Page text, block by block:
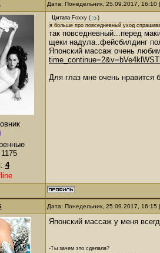
Дата: Понедельник, 25.09.2017,
1175
4
Цитата Foxxy (
)
я больше про повседневный уход
так повседневный...перед
щеки надула..фейсбилдинг
Японский массаж очень
Для глаз мне очень нравится
Дата: Понедельник, 25.09.2017,
Японский массаж у меня
-Ты зачем это сделала?